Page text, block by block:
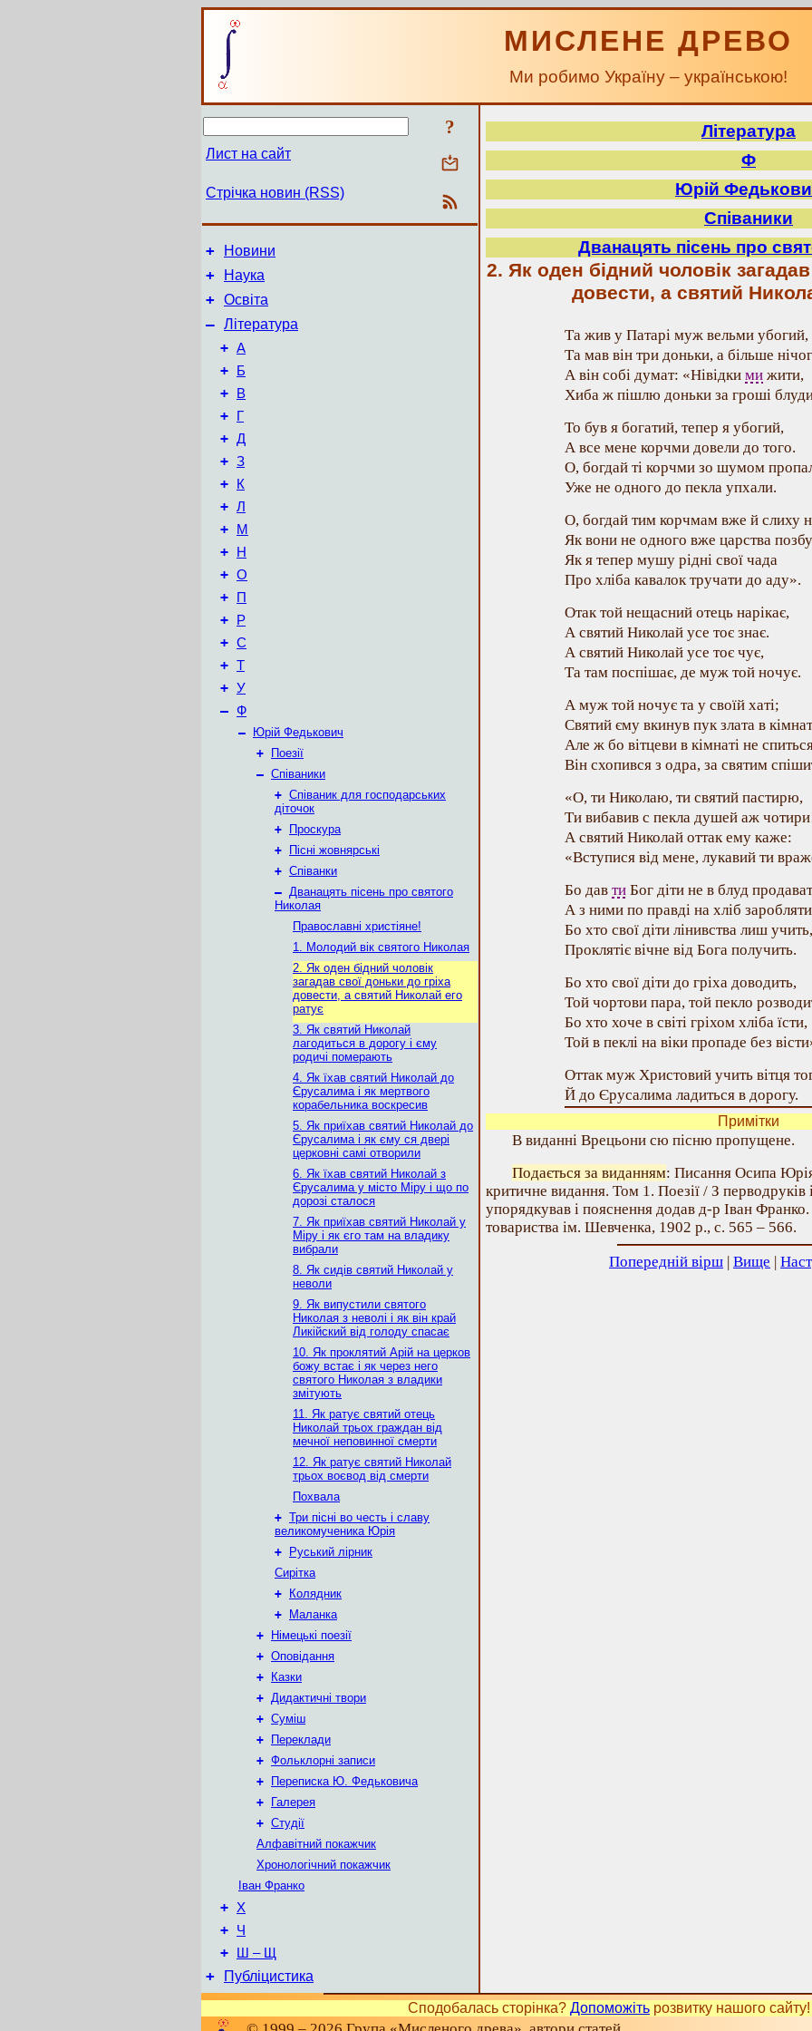
МИСЛЕНЕ ДРЕВО
Ми робимо Україну – українською!
?
Лист на сайт
Стрічка новин (RSS)
+ Новини
+ Наука
+ Освіта
– Література
+ А
+ Б
+ В
+ Г
+ Д
+ З
+ К
+ Л
+ М
+ Н
+ О
+ П
+ Р
+ С
+ Т
+ У
– Ф
–
Юрій Федькович
+
Поезії
– Співаники
+ Співаник для господарських
діточок
+
Проскура
+
Пісні жовнярські
+ Співанки
– Дванацять пісень про святого
Николая
Православні христіяне!
1. Молодий вік святого Николая
2. Як оден бідний чоловік
загадав свої доньки до гріха
довести, а святий Николай его
ратує
3. Як святий Николай
лагодиться в дорогу і єму
родичі померають
4. Як їхав святий Николай до
Єрусалима і як мертвого
корабельника воскресив
5. Як приїхав святий Николай до
Єрусалима і як єму ся двері
церковні самі отворили
6. Як їхав святий Николай з
Єрусалима у місто Міру і що по
дорозі сталося
7. Як приїхав святий Николай у
Міру і як єго там на владику
вибрали
8. Як сидів святий Николай у
неволи
9. Як випустили святого
Николая з неволі і як він край
Ликійский від голоду спасає
10. Як проклятий Арій на церков
божу встає і як через него
святого Николая з владики
змітують
11. Як ратує святий отець
Николай трьох граждан від
мечної неповинної смерти
12. Як ратує святий Николай
трьох воєвод від смерти
Похвала
+ Три пісні во честь і славу
великомученика Юрія
+
Руський лірник
Сирітка
+
Колядник
+
Маланка
+
Німецькі поезії
+ Оповідання
+
Казки
+ Дидактичні твори
+ Суміш
+
Переклади
+ Фольклорні записи
+
Переписка Ю. Федьковича
+
Галерея
+ Студії
Алфавітний покажчик
Хронологічний покажчик
Іван Франко
+ Х
+ Ч
+ Ш – Щ
+ Публіцистика
Література
Ф
Юрій
Співаники
Дванацять пісень про
2. Як оден бідний чоловік
довести, а святий
Та жив у Патарі муж вельми убогий,
Та мав він три доньки, а більше
А він собі думат: «Нівідки ми жити,
Хиба ж пішлю доньки за гроші
То був я богатий, тепер я убогий,
А все мене корчми довели до того.
О, богдай ті корчми зо шумом
Уже не одного до пекла упхали.
О, богдай тим корчмам вже й слиху
Як вони не одного вже царства
Як я тепер мушу рідні свої чада
Про хліба кавалок тручати до аду».
Отак той нещасний отець нарікає,
А святий Николай усе тоє знає.
А святий Николай усе тоє чує,
Та там поспішає, де муж той ночує.
А муж той ночує та у своїй хаті;
Святий єму вкинув пук злата в
Але ж бо вітцеви в кімнаті не
Він схопився з одра, за святим
«О, ти Николаю, ти святий пастирю,
Ти вибавив с пекла душей аж
А святий Николай оттак ему каже:
«Вступися від мене, лукавий ти
Бо дав ти Бог діти не в блуд
А з ними по правді на хліб
Бо хто свої діти лінивства лиш учить,
Проклятіє вічне від Бога получить.
Бо хто свої діти до гріха доводить,
Той чортови пара, той пекло
Бо хто хоче в світі гріхом хліба їсти,
Той в пеклі на віки пропаде без
Оттак муж Христовий учить вітця
Й до Єрусалима ладиться в дорогу.
Примітки
В виданні Врецьони сю пісню пропущене.
Подається за виданням: Писання Осипа
критичне видання. Том 1. Поезії / З перводруків
упорядкував і пояснення додав д-р Іван
товариства ім. Шевченка, 1902 р., с. 565 – 566.
Попередній вірш | Вище |
Сподобалась сторінка? Допоможіть розвитку нашого сайту!